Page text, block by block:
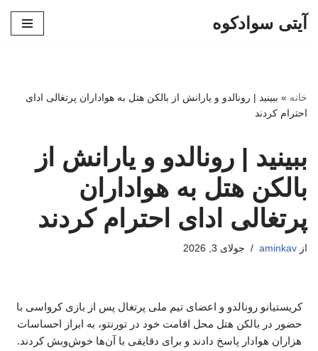
آیتی سوادکوه
خانه » ببینید | رونالدو و یارانش از بالکن هتل به هواداران پرتغالی ادای
احترام کردند
ببینید | رونالدو و یارانش از
بالکن هتل به هواداران
پرتغالی ادای احترام کردند
از aminkav جولای 3, 2026
کریستیانو رونالدو و اعضای تیم ملی پرتغال پس از بازی کرواسی با
حضور در بالکن هتل محل اقامت خود در تورنتو، به ابراز احساسات
هزاران هوادار پاسخ دادند و برای دقایقی با آن‌ها خوش‌وبش کردند.